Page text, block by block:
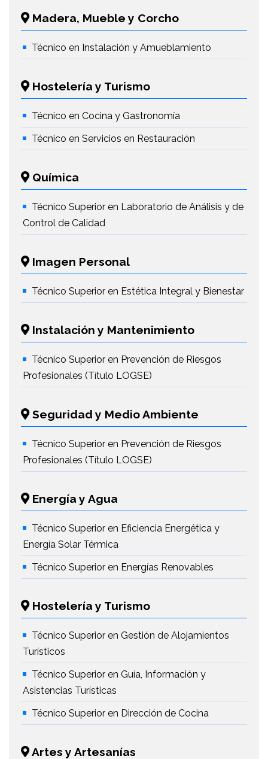
Madera, Mueble y Corcho
Técnico en Instalación y Amueblamiento
Hostelería y Turismo
Técnico en Cocina y Gastronomía
Técnico en Servicios en Restauración
Química
Técnico Superior en Laboratorio de Análisis y de
Control de Calidad
Imagen Personal
Técnico Superior en Estética Integral y Bienestar
Instalación y Mantenimiento
Técnico Superior en Prevención de Riesgos
Profesionales (Título LOGSE)
Seguridad y Medio Ambiente
Técnico Superior en Prevención de Riesgos
Profesionales (Título LOGSE)
Energía y Agua
Técnico Superior en Eficiencia Energética y
Energía Solar Térmica
Técnico Superior en Energías Renovables
Hostelería y Turismo
Técnico Superior en Gestión de Alojamientos
Turísticos
Técnico Superior en Guía, Información y
Asistencias Turísticas
Técnico Superior en Dirección de Cocina
Artes y Artesanías